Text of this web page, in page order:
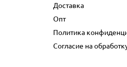
Доставка
Опт
Политика
Согласие на